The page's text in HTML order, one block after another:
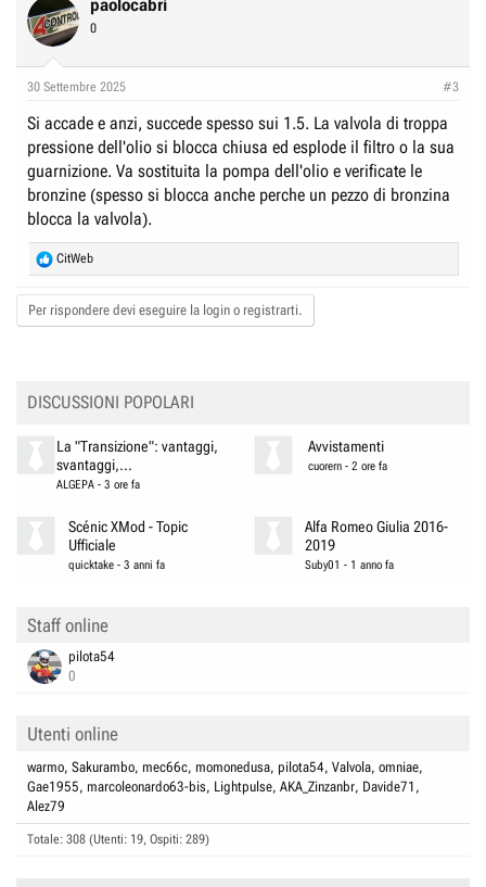
paolocabri
0
30 Settembre 2025 #3
Si accade e anzi, succede spesso sui 1.5. La valvola di troppa
pressione dell'olio si blocca chiusa ed esplode il filtro o la sua
guarnizione. Va sostituita la pompa dell'olio e verificate le
bronzine (spesso si blocca anche perche un pezzo di bronzina
blocca la valvola).
R
e
a
c
t
s
CitWeb
Per rispondere devi eseguire la login o registrarti.
DISCUSSIONI POPOLARI
La "Transizione": vantaggi,
svantaggi,...
ALGEPA- 3 ore fa
Avvistamenti
cuorern - 2 ore fa
Scénic XMod - Topic
Ufficiale
quicktake -3 anni fa
Alfa Romeo Giulia 2016-
2019
Suby01 - 1 anno fa
Staff online
pilota54
0
Utenti online
warmo Sakurambo mec66c momonedusa pilota54 Valvola omniae
Gae1955 marcoleonardo63-bis Lightpulse AKA_Zinzanbr Davide71
Alez79
Totale: 308 (Utenti: 19, Ospiti: 289)